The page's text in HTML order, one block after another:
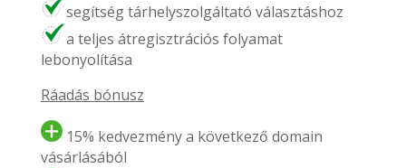
segítség tárhelyszolgáltató választáshoz
a teljes átregisztrációs folyamat
lebonyolítása
Ráadás bónusz
15% kedvezmény a következő domain
vásárlásából